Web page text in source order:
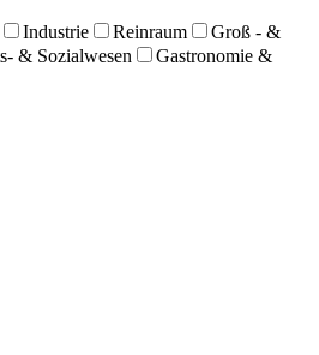
Industrie Reinraum
Groß - &
& Sozialwesen
Gastronomie &